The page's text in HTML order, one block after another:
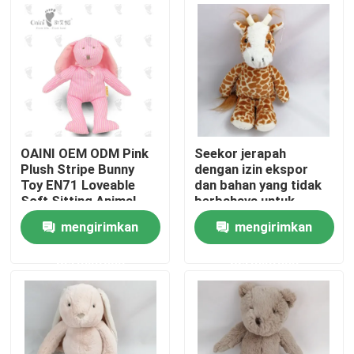
Tentang kami
Tur Pabrik
Kontrol kualitas
Hubungi kami
Berita
Permintaan Penawaran
Mainan Mewah Lembut
OAINI OEM ODM Pink
Plush Stripe Bunny
Toy EN71 Loveable
Soft Sitting Animal
Toy Huggable Soft
Rabbit Toymengirimkan
Seekor jerapah
dengan izin ekspor
dan bahan yang tidak
berbahaya untuk
dekorasi rumah
mengirimkan